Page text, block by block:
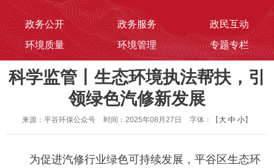
政务公开 政务服务
政民互动
环境质量
环境管理 专题专栏
科学监管丨生态环境执法帮扶，引
领绿色汽修新发展
来源：平谷环保公众号 时间：2025年08月27日 字体：【 大 中 小】
为促进汽修行业绿色可持续发展，平谷区生态环